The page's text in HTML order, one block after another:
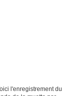
l'enregistrement du